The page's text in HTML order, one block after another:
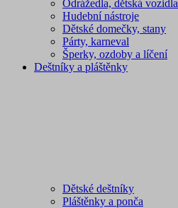
Odrážedla, dětská vozidla
Hudební nástroje
Dětské domečky, stany
Párty, karneval
Šperky, ozdoby a líčení
Deštníky a pláštěnky
Dětské deštníky
Pláštěnky a ponča